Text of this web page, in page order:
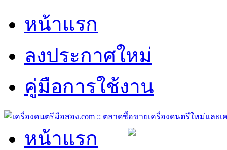
หน้าแรก
ลงประกาศใหม่
คู่มือการใช้งาน
หน้าแรก